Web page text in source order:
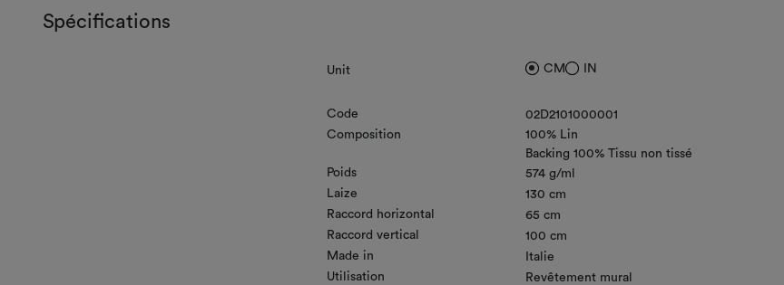
Spécifications
Unit CM IN
Code
02D2101000001
Composition
100% Lin
Backing 100% Tissu non tissé
Poids
574 g/ml
Laize
130 cm
Raccord horizontal
65 cm
Raccord vertical
100 cm
Made in
Italie
Utilisation
Revêtement mural